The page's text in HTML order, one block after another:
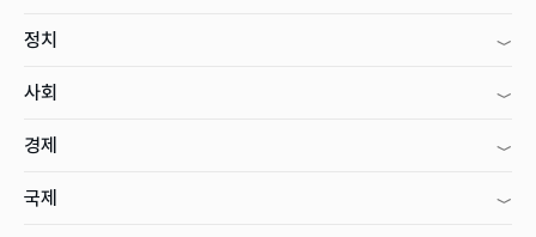
정치
사회
경제
국제